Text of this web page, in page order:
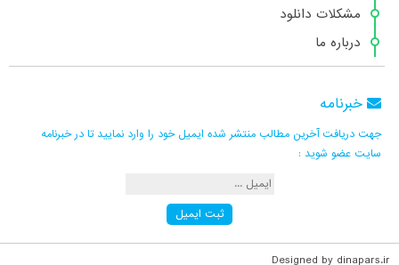
مشکلات دانلود
درباره ما
خبرنامه
جهت دریافت آخرین مطالب منتشر شده ایمیل خود را وارد نمایید تا در خبرنامه
سایت عضو شوید :
Designed by dinapars.ir